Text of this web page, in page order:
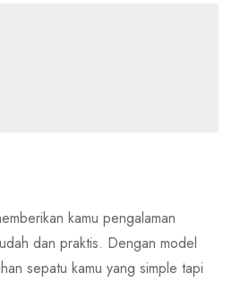
kamu pengalaman
dan praktis. Dengan model
sepatu kamu yang simple tapi